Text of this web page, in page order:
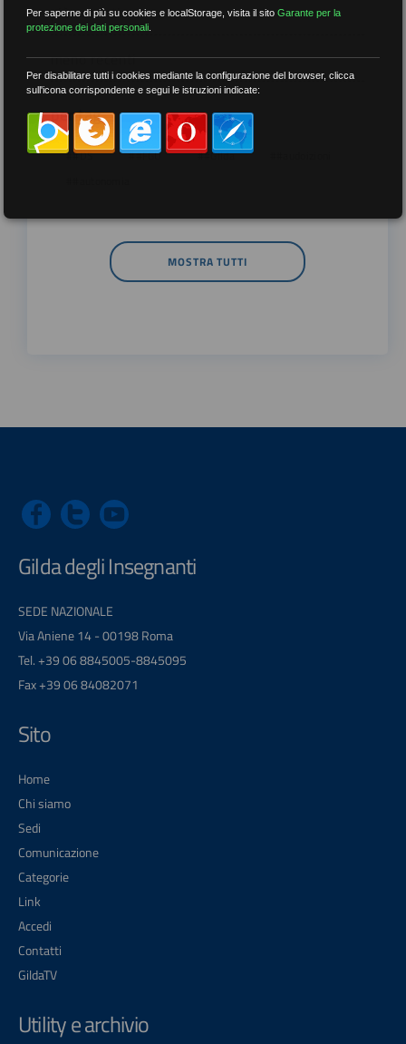
più recenti
meno recenti
per tag
##DS ##FGU ##Gilda
MOSTRA TUTTI
Gilda degli Insegnanti
SEDE NAZIONALE
Via Aniene 14 - 00198 Roma
Tel. +39 06 8845005-8845095
Fax +39 06 84082071
Sito
Home
Chi siamo
Sedi
Comunicazione
Categorie
Link
Accedi
Contatti
GildaTV
Utility e archivio
Per saperne di più su cookies e localStorage, visita il sitoGarante per la
protezione dei dati personali
Per disabilitare tutti i cookies mediante la configurazione del browser, clicca
sull'icona corrispondente e segui le istruzioni indicate: